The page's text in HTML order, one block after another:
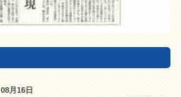
08月16日